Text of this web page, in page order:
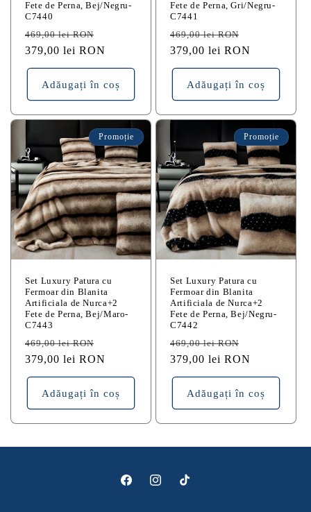
Fete de Perna, Bej/Negru-
C7440
Preț
obișnuit
469,00 lei RON
redus
379,00 lei RON
Adăugați în coș
Fete de Perna, Gri/Negru-
C7441
Preț
obișnuit
469,00 lei RON
redus
379,00 lei RON
Adăugați în coș
Promoție
Set Luxury Patura cu
Fermoar din Blanita
Artificiala de Nurca+2
Fete de Perna, Bej/Maro-
C7443
Preț
obișnuit
469,00 lei RON
redus
379,00 lei RON
Adăugați în coș
Promoție
Set Luxury Patura cu
Fermoar din Blanita
Artificiala de Nurca+2
Fete de Perna, Bej/Negru-
C7442
Preț
obișnuit
469,00 lei RON
redus
379,00 lei RON
Adăugați în coș
FacebookInstagramTikTok